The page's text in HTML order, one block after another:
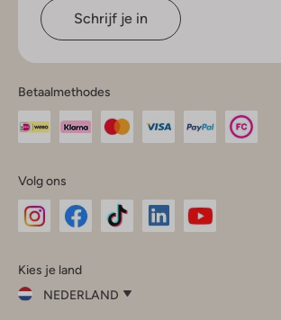
Schrijf je in
Betaalmethodes
Volg ons
InstagramFacebook
Kies je land
NEDERLAND